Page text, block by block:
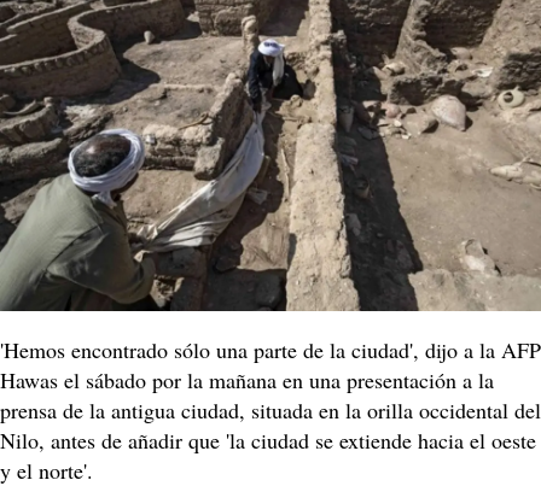
'Hemos encontrado sólo una parte de la ciudad', dijo a la AFP
Hawas el sábado por la mañana en una presentación a la
prensa de la antigua ciudad, situada en la orilla occidental del
Nilo, antes de añadir que 'la ciudad se extiende hacia el oeste
y el norte'.